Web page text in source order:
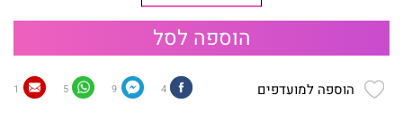
הוספה לסל
הוספה למועדפים 4
9
5
1